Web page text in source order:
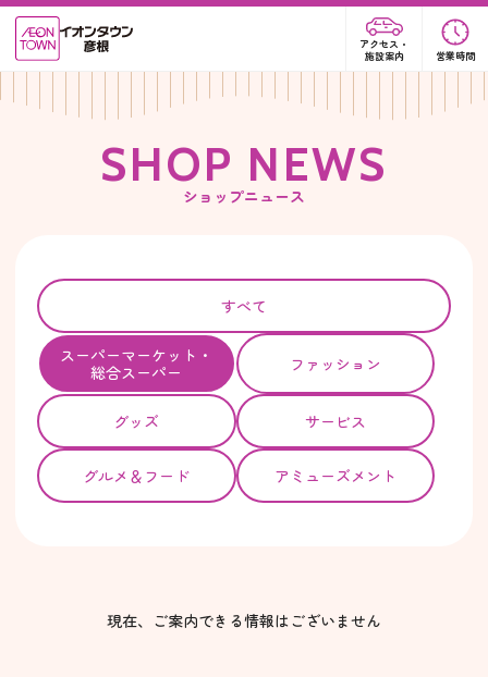
アクセス・
施設案内
営業時間
SHOP NEWS
ショップニュース
すべて
スーパーマーケット・
総合スーパー
ファッション
グッズ サービス
グルメ＆フード アミューズメント
現在、ご案内できる情報はございません